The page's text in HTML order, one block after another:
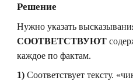
Решение
Нужно указать
СООТВЕТСТВУЮТ
каждое по фактам.
1) Соответствует тексту.